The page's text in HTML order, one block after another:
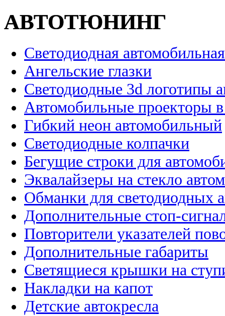
АВТОТЮНИНГ
Светодиодная
Ангельские глазки
Светодиодные 3d логотипы
Автомобильные проекторы
Гибкий неон автомобильный
Светодиодные колпачки
Бегущие строки для
Эквалайзеры на стекло
Обманки для светодиодных
Дополнительные стоп-
Повторители указателей
Дополнительные габариты
Светящиеся крышки на
Накладки на капот
Детские автокресла